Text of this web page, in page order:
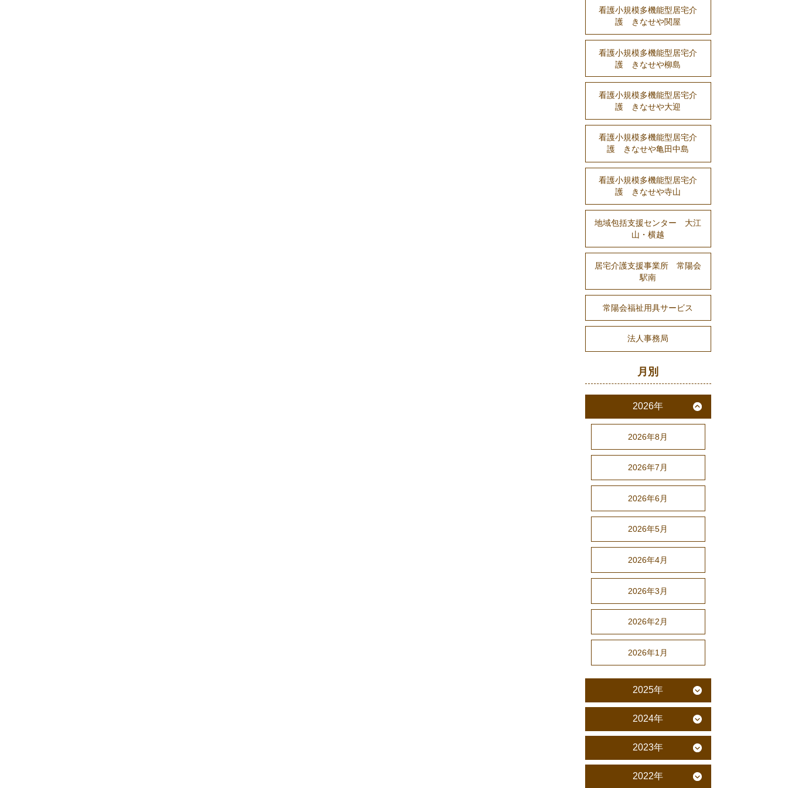
看護小規模多機能型居宅介
護 きなせや関屋
看護小規模多機能型居宅介
護 きなせや柳島
看護小規模多機能型居宅介
護 きなせや大迎
看護小規模多機能型居宅介
護 きなせや亀田中島
看護小規模多機能型居宅介
護 きなせや寺山
地域包括支援センター 大江
山・横越
居宅介護支援事業所 常陽会
駅南
常陽会福祉用具サービス
法人事務局
月別
2026年
2026年8月
2026年7月
2026年6月
2026年5月
2026年4月
2026年3月
2026年2月
2026年1月
2025年
2024年
2023年
2022年